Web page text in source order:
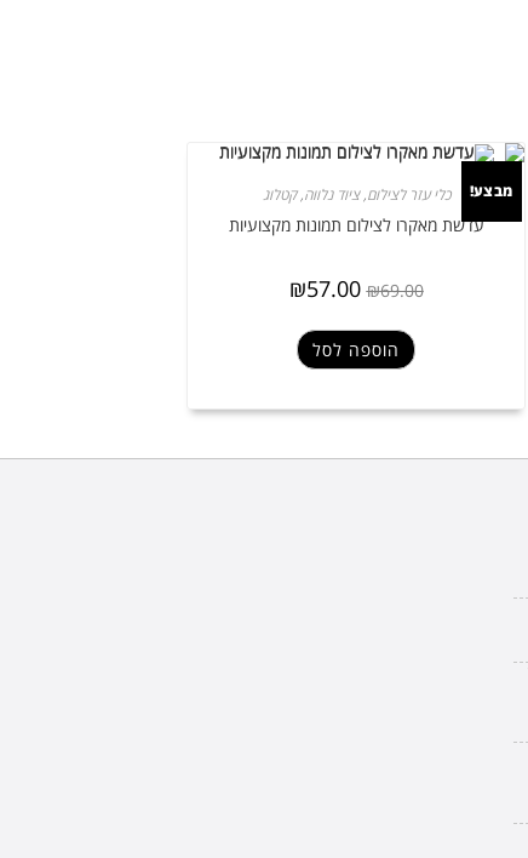
מבצע! כלי עזר לצילום,ציוד נלווה,קטלוג
עדשת מאקרו לצילום תמונות מקצועיות
₪69.00
₪57.00
הוספה לסל